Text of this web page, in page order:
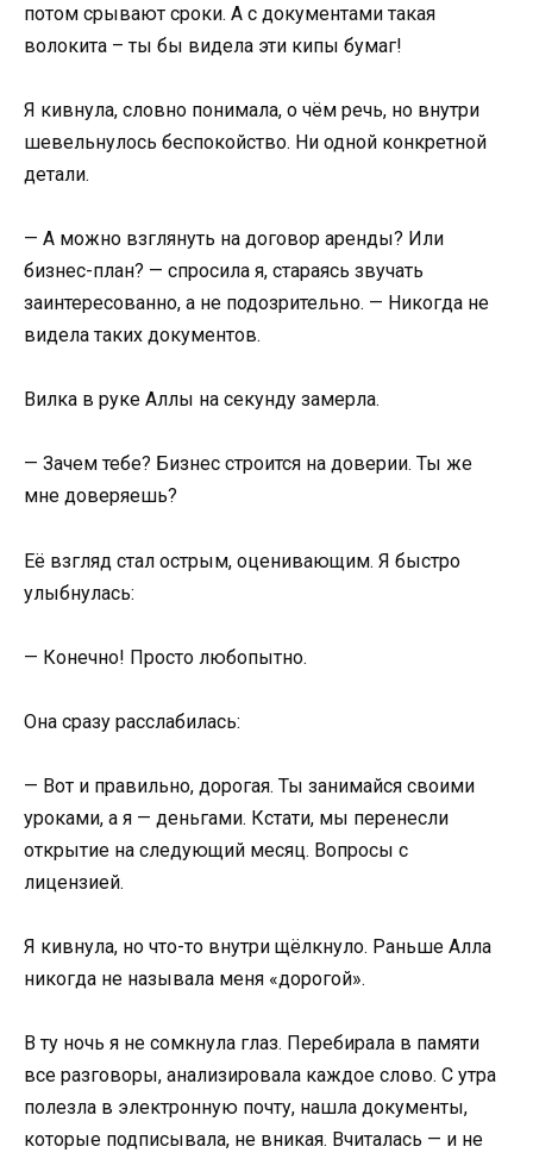
потом срывают сроки. А с документами такая
волокита – ты бы видела эти кипы бумаг!
Я кивнула, словно понимала, о чём речь, но внутри
шевельнулось беспокойство. Ни одной конкретной
детали.
— А можно взглянуть на договор аренды? Или
бизнес-план? — спросила я, стараясь звучать
заинтересованно, а не подозрительно. — Никогда не
видела таких документов.
Вилка в руке Аллы на секунду замерла.
— Зачем тебе? Бизнес строится на доверии. Ты же
мне доверяешь?
Её взгляд стал острым, оценивающим. Я быстро
улыбнулась:
— Конечно! Просто любопытно.
Она сразу расслабилась:
— Вот и правильно, дорогая. Ты занимайся своими
уроками, а я — деньгами. Кстати, мы перенесли
открытие на следующий месяц. Вопросы с
лицензией.
Я кивнула, но что-то внутри щёлкнуло. Раньше Алла
никогда не называла меня «дорогой».
В ту ночь я не сомкнула глаз. Перебирала в памяти
все разговоры, анализировала каждое слово. С утра
полезла в электронную почту, нашла документы,
которые подписывала, не вникая. Вчиталась — и не